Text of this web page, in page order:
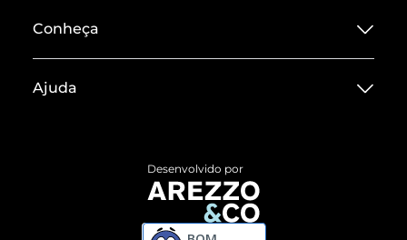
Conheça
Termos de Uso
ZZ MALL é confiável
Ajuda
Devolução do Produto
Compre pelo WhatsApp
Desenvolvido por